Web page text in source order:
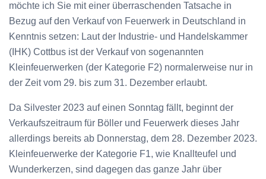
möchte ich Sie mit einer überraschenden Tatsache in
Bezug auf den Verkauf von Feuerwerk in Deutschland in
Kenntnis setzen: Laut der Industrie- und Handelskammer
(IHK) Cottbus ist der Verkauf von sogenannten
Kleinfeuerwerken (der Kategorie F2) normalerweise nur in
der Zeit vom 29. bis zum 31. Dezember erlaubt.
Da Silvester 2023 auf einen Sonntag fällt, beginnt der
Verkaufszeitraum für Böller und Feuerwerk dieses Jahr
allerdings bereits ab Donnerstag, dem 28. Dezember 2023.
Kleinfeuerwerke der Kategorie F1, wie Knallteufel und
Wunderkerzen, sind dagegen das ganze Jahr über